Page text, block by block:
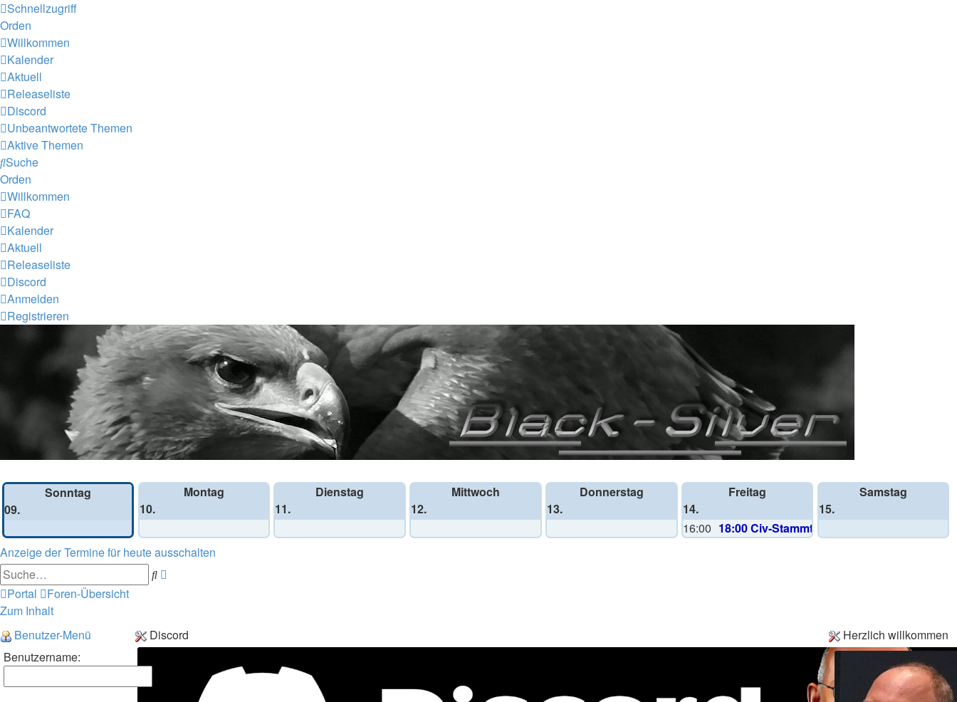
Schnellzugriff
Orden
Willkommen
Kalender
Aktuell
Releaseliste
Discord
Unbeantwortete Themen
Aktive Themen
Suche
Orden
Willkommen
FAQ
Kalender
Aktuell
Releaseliste
Discord
Anmelden
Registrieren
Sonntag
09.
Montag
10.
Dienstag
11.
Mittwoch
12.
Donnerstag
13.
Freitag
14.
16:00 18:00 Civ-Stammtisch
Samstag
15.
Anzeige der Termine für heute ausschalten
Suche
Portal
Foren-Übersicht
Zum Inhalt
Discord
Benutzer-Menü
Benutzername:
Herzlich willkommen